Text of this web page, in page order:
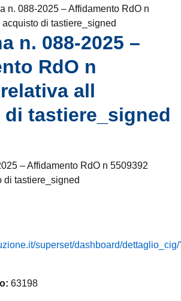
n. 088-2025 – Affidamento RdO n
di tastiere_signed
n. 088-2025 –
RdO n
all
tastiere_signed
– Affidamento RdO n 5509392
di tastiere_signed
superset/dashboard/dettaglio_cig/
63198